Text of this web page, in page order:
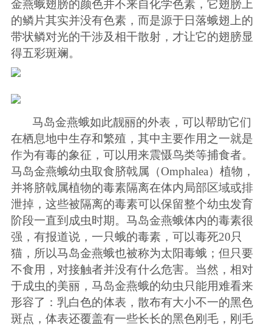
金燕蛾翅膀的颜色并不来自化学色素，它翅膀上
的鳞片其实并没有色素，而是源于日落蛾翅上的
带状鳞对光的干涉及相干散射，才让它的翅膀显
得五彩斑斓。
马岛金燕蛾如此靓丽的外表，可以帮助它们
在栖息地中生存和繁殖，其中主要作用之一就是
作为有毒的象征，可以用来震慑鸟类等捕食者。
马岛金燕蛾幼虫取食脐戟属（Omphalea）植物，
并将脐戟属植物的毒素隔离在体内局部区域或排
泄掉，这些被隔离的毒素可以保留整个幼虫发育
阶段一直到成虫时期。马岛金燕蛾体内的毒素很
强，有报道说，一只蛾的毒素，可以毒死20只
猫，所以马岛金燕蛾也被称为太阳毒蛾；但只要
不食用，对接触者并没有什么危害。当然，相对
于成虫的美丽，马岛金燕蛾的幼虫只能用难看来
形容了：乳白色的体表，散布有大小不一的黑色
斑点，体表还覆盖有一些长长的黑色刚毛，刚毛